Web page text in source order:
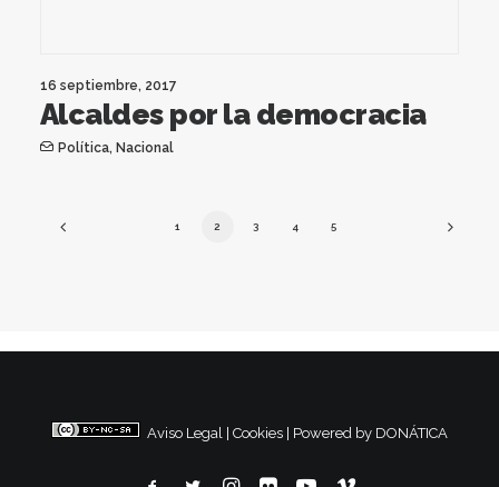
16 septiembre, 2017
Alcaldes por la democracia
Política, Nacional
1 2 3 4 5
Aviso Legal Cookies Powered by DONÁTICA